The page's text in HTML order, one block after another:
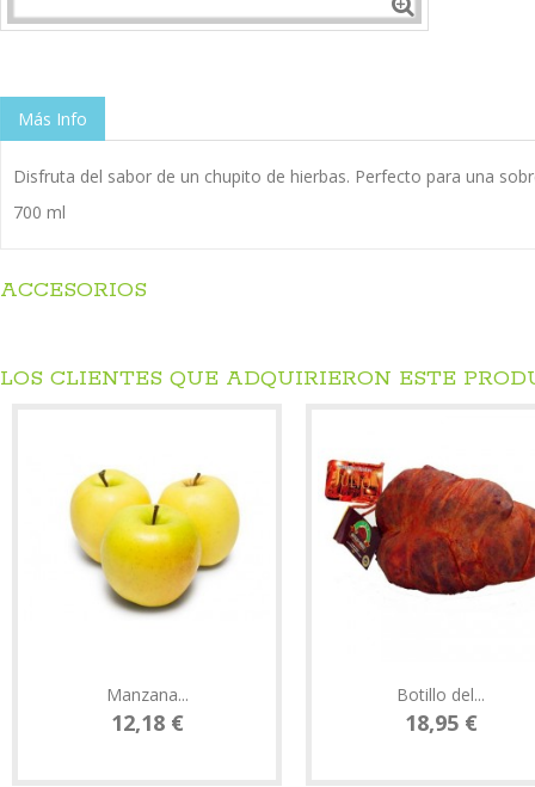
Más Info
Disfruta del sabor de un chupito de hierbas. Perfecto para una
700 ml
ACCESORIOS
LOS CLIENTES QUE ADQUIRIERON ESTE
Manzana...
12,18 €
Botillo del...
18,95 €